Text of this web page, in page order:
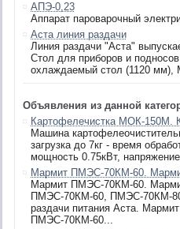
АПЭ-0,23
Аппарат пароварочный
Аста линия раздачи
Линия раздачи "Аста"
Стол для приборов и
охлаждаемый стол (1120
Объявления из данной
Картофелечистка МОК-150М.
Машина
загрузка до 7кг - время
мощность 0.75кВт,
Мармит ПМЭС-70КМ-60.
Мармит ПМЭС-70КМ-60.
ПМЭС-70КМ-60, ПМЭС-70КМ-
раздачи питания Аста.
ПМЭС-70КМ-60...